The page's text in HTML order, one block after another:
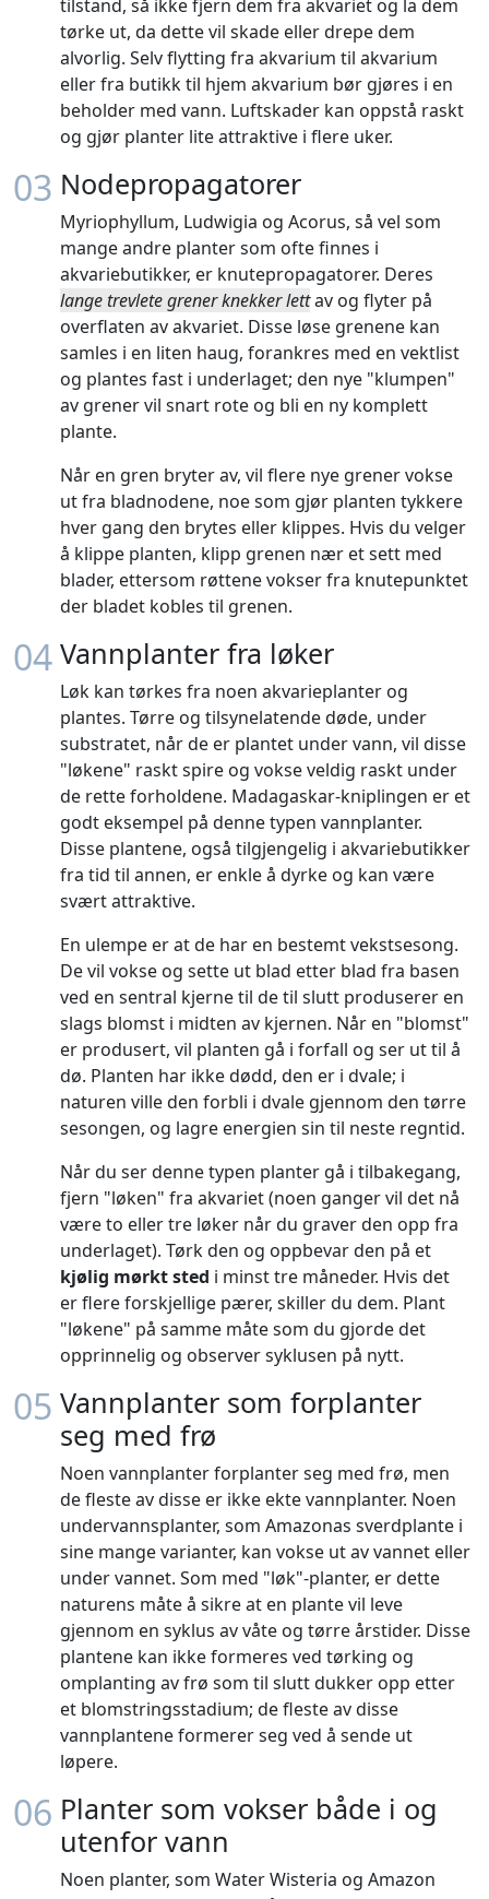
tilstand, så ikke fjern dem fra akvariet og la dem
tørke ut, da dette vil skade eller drepe dem
alvorlig. Selv flytting fra akvarium til akvarium
eller fra butikk til hjem akvarium bør gjøres i en
beholder med vann. Luftskader kan oppstå raskt
og gjør planter lite attraktive i flere uker.
03 Nodepropagatorer
Myriophyllum, Ludwigia og Acorus, så vel som
mange andre planter som ofte finnes i
akvariebutikker, er knutepropagatorer. Deres
lange trevlete grener knekker lettav og flyter på
overflaten av akvariet. Disse løse grenene kan
samles i en liten haug, forankres med en vektlist
og plantes fast i underlaget; den nye "klumpen"
av grener vil snart rote og bli en ny komplett
plante.
Når en gren bryter av, vil flere nye grener vokse
ut fra bladnodene, noe som gjør planten tykkere
hver gang den brytes eller klippes. Hvis du velger
å klippe planten, klipp grenen nær et sett med
blader, ettersom røttene vokser fra knutepunktet
der bladet kobles til grenen.
04 Vannplanter fra løker
Løk kan tørkes fra noen akvarieplanter og
plantes. Tørre og tilsynelatende døde, under
substratet, når de er plantet under vann, vil disse
"løkene" raskt spire og vokse veldig raskt under
de rette forholdene. Madagaskar-kniplingen er et
godt eksempel på denne typen vannplanter.
Disse plantene, også tilgjengelig i akvariebutikker
fra tid til annen, er enkle å dyrke og kan være
svært attraktive.
En ulempe er at de har en bestemt vekstsesong.
De vil vokse og sette ut blad etter blad fra basen
ved en sentral kjerne til de til slutt produserer en
slags blomst i midten av kjernen. Når en "blomst"
er produsert, vil planten gå i forfall og ser ut til å
dø. Planten har ikke dødd, den er i dvale; i
naturen ville den forbli i dvale gjennom den tørre
sesongen, og lagre energien sin til neste regntid.
Når du ser denne typen planter gå i tilbakegang,
fjern "løken" fra akvariet (noen ganger vil det nå
være to eller tre løker når du graver den opp fra
underlaget). Tørk den og oppbevar den på et
kjølig mørkt sted i minst tre måneder. Hvis det
er flere forskjellige pærer, skiller du dem. Plant
"løkene" på samme måte som du gjorde det
opprinnelig og observer syklusen på nytt.
05 Vannplanter som forplanter
seg med frø
Noen vannplanter forplanter seg med frø, men
de fleste av disse er ikke ekte vannplanter. Noen
undervannsplanter, som Amazonas sverdplante i
sine mange varianter, kan vokse ut av vannet eller
under vannet. Som med "løk"-planter, er dette
naturens måte å sikre at en plante vil leve
gjennom en syklus av våte og tørre årstider. Disse
plantene kan ikke formeres ved tørking og
omplanting av frø som til slutt dukker opp etter
et blomstringsstadium; de fleste av disse
vannplantene formerer seg ved å sende ut
løpere.
06 Planter som vokser både i og
utenfor vann
Noen planter, som Water Wisteria og Amazon